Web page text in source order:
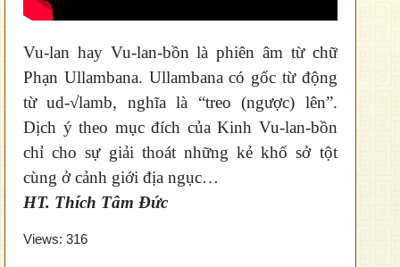
Vu-lan hay Vu-lan-bồn là phiên âm từ chữ
Phạn Ullambana. Ullambana có gốc từ động
từ ud-√lamb, nghĩa là “treo (ngược) lên”.
Dịch ý theo mục đích của Kinh Vu-lan-bồn
chỉ cho sự giải thoát những kẻ khổ sở tột
cùng ở cảnh giới địa ngục…
HT. Thích Tâm Đức
Views: 316